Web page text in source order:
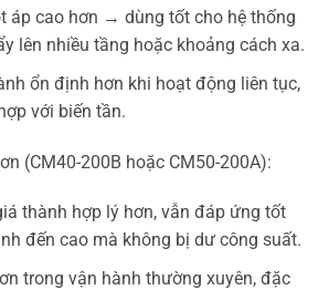
áp cao hơn → dùng tốt cho hệ thống
lên nhiều tầng hoặc khoảng cách xa.
ổn định hơn khi hoạt động liên tục,
với biến tần.
(CM40-200B hoặc CM50-200A):
thành hợp lý hơn, vẫn đáp ứng tốt
đến cao mà không bị dư công suất.
trong vận hành thường xuyên, đặc